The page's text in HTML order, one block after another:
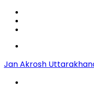
Jan Akrosh